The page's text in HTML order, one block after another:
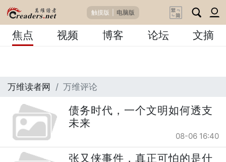
触摸版 电脑版
焦点 视频 博客 论坛 文摘
万维读者网 万维评论
债务时代，一个文明如何透支
未来
08-06 16:40
张又侠事件，真正可怕的是什